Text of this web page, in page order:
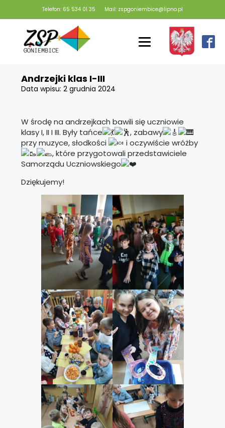
Telefon: 65 534 01 35 Mail: zspgoniembice@lipno.pl
Andrzejki klas I-III
Data wpisu:2 grudnia 2024
W środę na andrzejkach bawili się uczniowie
klasy I, II I III. Były tańce
, zabawy
przy muzyce, słodkości
i oczywiście wróżby
, które przygotowali przedstawiciele
Samorządu Uczniowskiego
Dziękujemy!